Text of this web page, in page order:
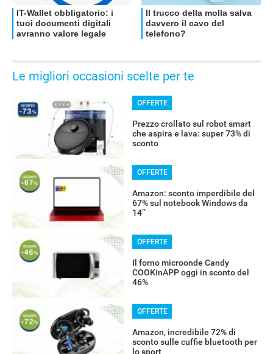
OFFERTE
Le migliori occasioni scelte per te
OFFERTE
Prezzo crollato sul robot smart
che aspira e lava: super 73% di
sconto
OFFERTE
Amazon: sconto imperdibile del
67% sul notebook Windows da
14’’
OFFERTE
Il forno microonde Candy
COOKinAPP oggi in sconto del
46%
OFFERTE
Amazon, incredibile 72% di
sconto sulle cuffie bluetooth per
lo sport